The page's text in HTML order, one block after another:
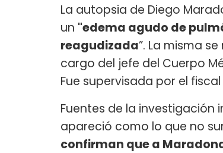
La autopsia de Diego
un "edema agudo de
reagudizada”. La misma
cargo del jefe del Cuerpo
Fue supervisada por el
Fuentes de la investigación
apareció como lo que no
confirman que a